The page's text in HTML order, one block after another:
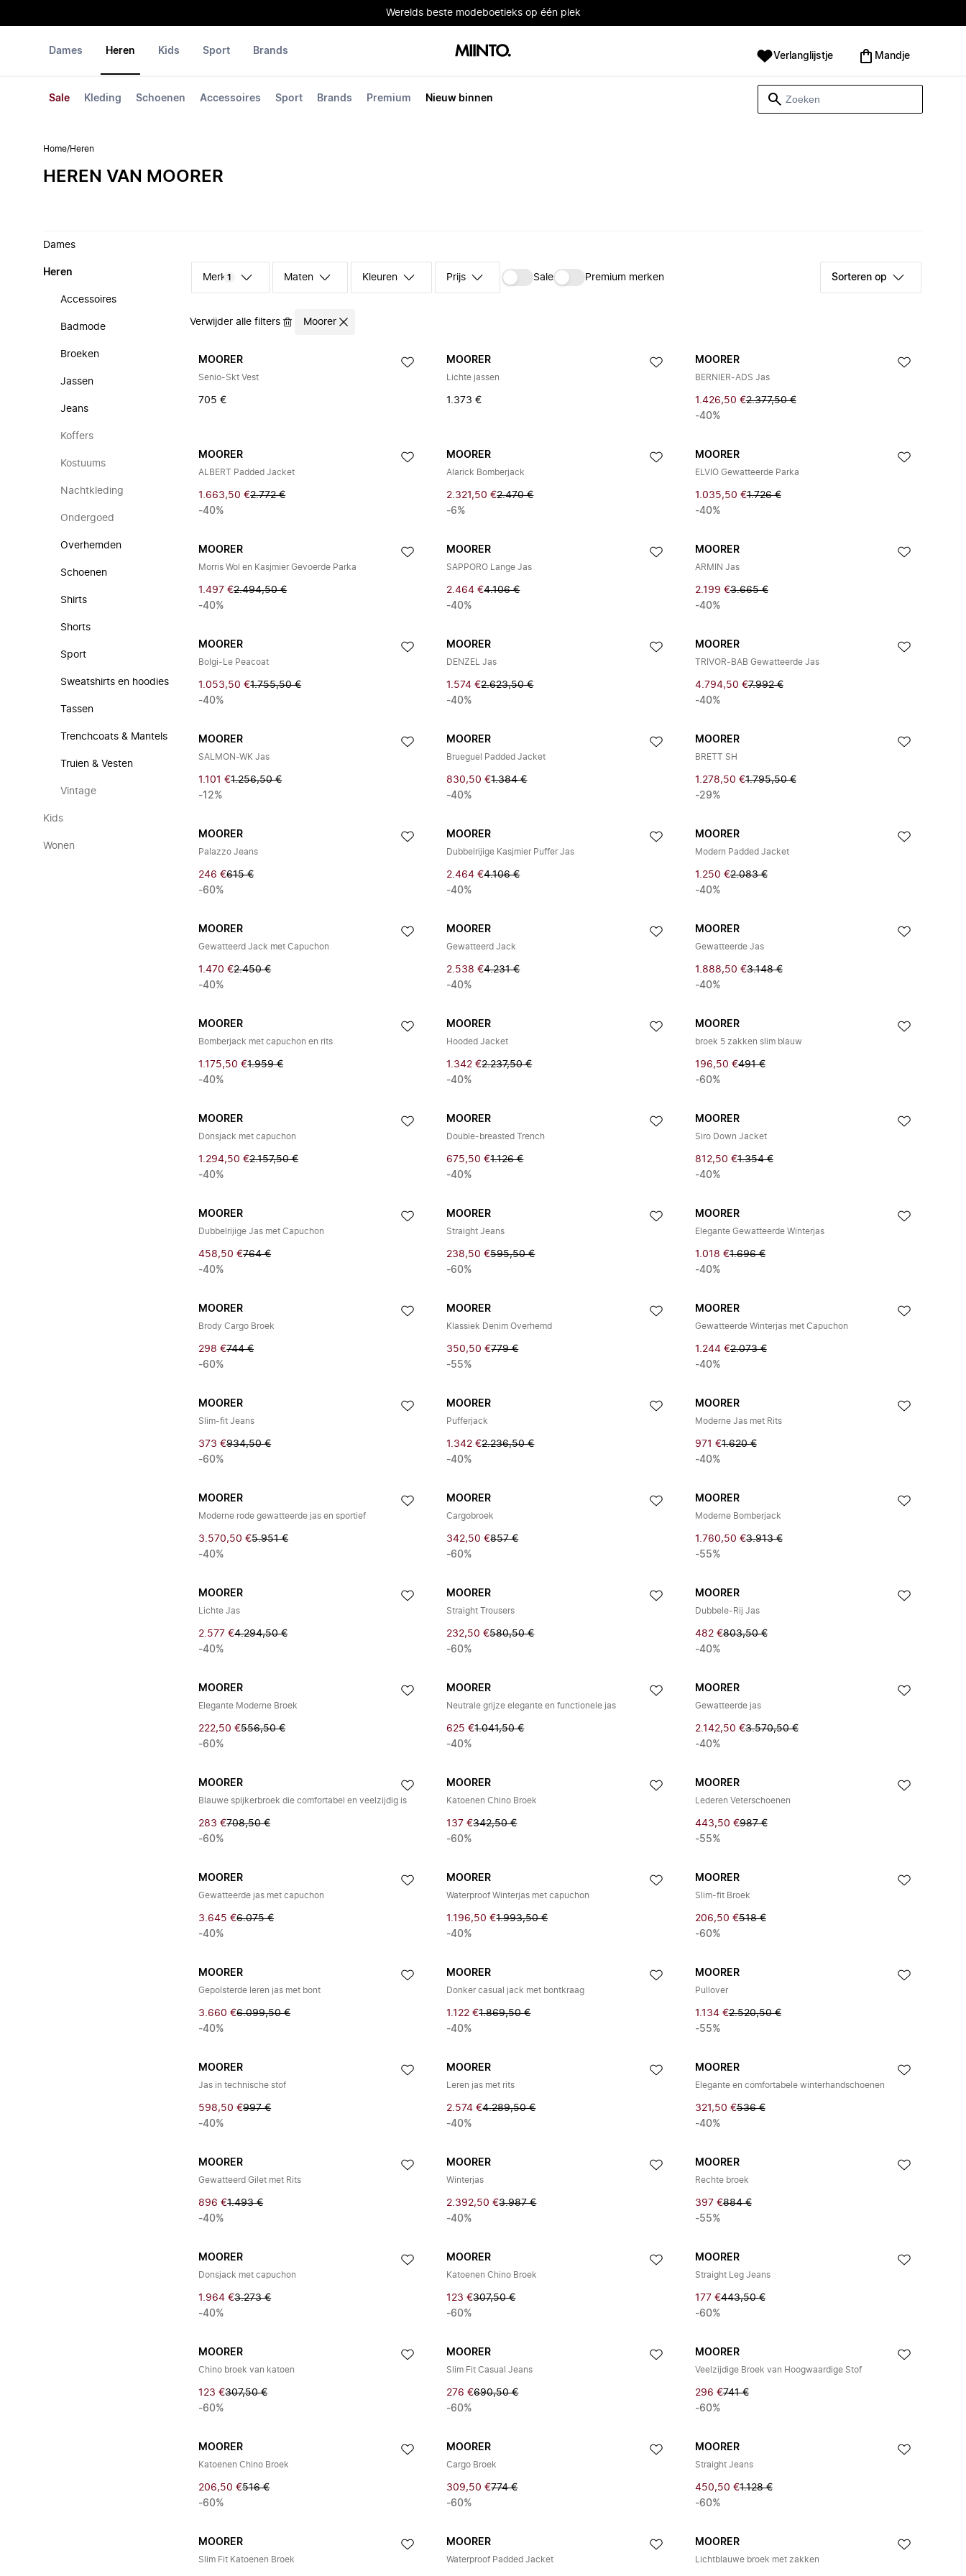
Werelds beste modeboetieks op één plek
Dames Heren
Sale Kleding Schoenen Accessoires Sport Brands Premium Nieuw binnen
Kids Sport Brands Verlanglijstje Mandje
Home/Heren
HEREN VAN MOORER
Dames
Heren
Accessoires
Badmode
Broeken
Jassen
Jeans
Koffers
Kostuums
Nachtkleding
Ondergoed
Overhemden
Schoenen
Shirts
Shorts
Sport
Sweatshirts en hoodies
Tassen
Trenchcoats & Mantels
Truien & Vesten
Vintage
Kids
Wonen
Merk 1 Maten Kleuren Prijs Sale Premium merken Sorteren op
Verwijder alle filters Moorer
MOORER
Senio-Skt Vest
705 €
MOORER
Lichte jassen
1.373 €
MOORER
BERNIER-ADS Jas
1.426,50 €2.377,50 €
-40%
MOORER
ALBERT Padded Jacket
1.663,50 €2.772 €
-40%
MOORER
Alarick Bomberjack
2.321,50 €2.470 €
-6%
MOORER
ELVIO Gewatteerde Parka
1.035,50 €1.726 €
-40%
MOORER
Morris Wol en Kasjmier Gevoerde Parka
1.497 €2.494,50 €
-40%
MOORER
SAPPORO Lange Jas
2.464 €4.106 €
-40%
MOORER
ARMIN Jas
2.199 €3.665 €
-40%
MOORER
Bolgi-Le Peacoat
1.053,50 €1.755,50 €
-40%
MOORER
DENZEL Jas
1.574 €2.623,50 €
-40%
MOORER
TRIVOR-BAB Gewatteerde Jas
4.794,50 €7.992 €
-40%
MOORER
SALMON-WK Jas
1.101 €1.256,50 €
-12%
MOORER
Brueguel Padded Jacket
830,50 €1.384 €
-40%
MOORER
BRETT SH
1.278,50 €1.795,50 €
-29%
MOORER
Palazzo Jeans
246 €615 €
-60%
MOORER
Dubbelrijige Kasjmier Puffer Jas
2.464 €4.106 €
-40%
MOORER
Modern Padded Jacket
1.250 €2.083 €
-40%
MOORER
Gewatteerd Jack met Capuchon
1.470 €2.450 €
-40%
MOORER
Gewatteerd Jack
2.538 €4.231 €
-40%
MOORER
Gewatteerde Jas
1.888,50 €3.148 €
-40%
MOORER
Bomberjack met capuchon en rits
1.175,50 €1.959 €
-40%
MOORER
Hooded Jacket
1.342 €2.237,50 €
-40%
MOORER
broek 5 zakken slim blauw
196,50 €491 €
-60%
MOORER
Donsjack met capuchon
1.294,50 €2.157,50 €
-40%
MOORER
Double-breasted Trench
675,50 €1.126 €
-40%
MOORER
Siro Down Jacket
812,50 €1.354 €
-40%
MOORER
Dubbelrijige Jas met Capuchon
458,50 €764 €
-40%
MOORER
Straight Jeans
238,50 €595,50 €
-60%
MOORER
Elegante Gewatteerde Winterjas
1.018 €1.696 €
-40%
MOORER
Brody Cargo Broek
298 €744 €
-60%
MOORER
Klassiek Denim Overhemd
350,50 €779 €
-55%
MOORER
Gewatteerde Winterjas met Capuchon
1.244 €2.073 €
-40%
MOORER
Slim-fit Jeans
373 €934,50 €
-60%
MOORER
Pufferjack
1.342 €2.236,50 €
-40%
MOORER
Moderne Jas met Rits
971 €1.620 €
-40%
MOORER
Moderne rode gewatteerde jas en sportief
3.570,50 €5.951 €
-40%
MOORER
Cargobroek
342,50 €857 €
-60%
MOORER
Moderne Bomberjack
1.760,50 €3.913 €
-55%
MOORER
Lichte Jas
2.577 €4.294,50 €
-40%
MOORER
Straight Trousers
232,50 €580,50 €
-60%
MOORER
Dubbele-Rij Jas
482 €803,50 €
-40%
MOORER
Elegante Moderne Broek
222,50 €556,50 €
-60%
MOORER
Neutrale grijze elegante en functionele jas
625 €1.041,50 €
-40%
MOORER
Gewatteerde jas
2.142,50 €3.570,50 €
-40%
MOORER
Blauwe spijkerbroek die comfortabel en veelzijdig is
283 €708,50 €
-60%
MOORER
Katoenen Chino Broek
137 €342,50 €
-60%
MOORER
Lederen Veterschoenen
443,50 €987 €
-55%
MOORER
Gewatteerde jas met capuchon
3.645 €6.075 €
-40%
MOORER
Waterproof Winterjas met capuchon
1.196,50 €1.993,50 €
-40%
MOORER
Slim-fit Broek
206,50 €518 €
-60%
MOORER
Gepolsterde leren jas met bont
3.660 €6.099,50 €
-40%
MOORER
Donker casual jack met bontkraag
1.122 €1.869,50 €
-40%
MOORER
Pullover
1.134 €2.520,50 €
-55%
MOORER
Jas in technische stof
598,50 €997 €
-40%
MOORER
Leren jas met rits
2.574 €4.289,50 €
-40%
MOORER
Elegante en comfortabele winterhandschoenen
321,50 €536 €
-40%
MOORER
Gewatteerd Gilet met Rits
896 €1.493 €
-40%
MOORER
Winterjas
2.392,50 €3.987 €
-40%
MOORER
Rechte broek
397 €884 €
-55%
MOORER
Donsjack met capuchon
1.964 €3.273 €
-40%
MOORER
Katoenen Chino Broek
123 €307,50 €
-60%
MOORER
Straight Leg Jeans
177 €443,50 €
-60%
MOORER
Chino broek van katoen
123 €307,50 €
-60%
MOORER
Slim Fit Casual Jeans
276 €690,50 €
-60%
MOORER
Veelzijdige Broek van Hoogwaardige Stof
296 €741 €
-60%
MOORER
Katoenen Chino Broek
206,50 €516 €
-60%
MOORER
Cargo Broek
309,50 €774 €
-60%
MOORER
Straight Jeans
450,50 €1.128 €
-60%
MOORER
Slim Fit Katoenen Broek
MOORER
Waterproof Padded Jacket
MOORER
Lichtblauwe broek met zakken